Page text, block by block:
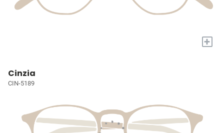
+
Cinzia
CIN-5189